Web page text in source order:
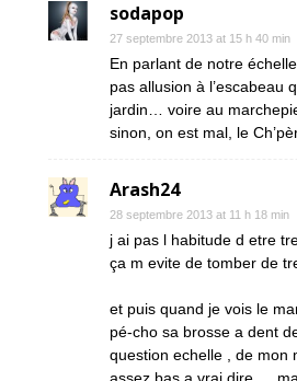
sodapop
27 septembre 2013 at 15 h 40 min
En parlant de notre
pas allusion à l’escabeau
jardin… voire au
sinon, on est mal, le
Arash24
28 septembre 2013 at 11 h 18 min
j ai pas l habitude d etre
ça m evite de tomber de
et puis quand je vois le
pé-cho sa brosse a dent
question echelle , de mon